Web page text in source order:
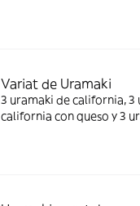
Variat de Uramaki
3 uramaki de california, 3
california con queso y 3